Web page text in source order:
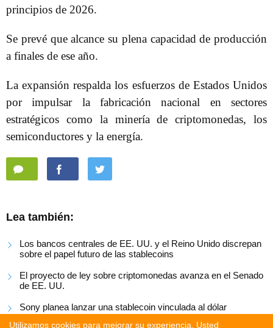
Utilizamos cookies para mejorar su experiencia. Usted
principios de 2026.
Se prevé que alcance su plena capacidad de producción
a finales de ese año.
La expansión respalda los esfuerzos de Estados Unidos
por impulsar la fabricación nacional en sectores
estratégicos como la minería de criptomonedas, los
semiconductores y la energía.
Lea también:
Los bancos centrales de EE. UU. y el Reino Unido discrepan
sobre el papel futuro de las stablecoins
El proyecto de ley sobre criptomonedas avanza en el Senado
de EE. UU.
Sony planea lanzar una stablecoin vinculada al dólar
estadounidense